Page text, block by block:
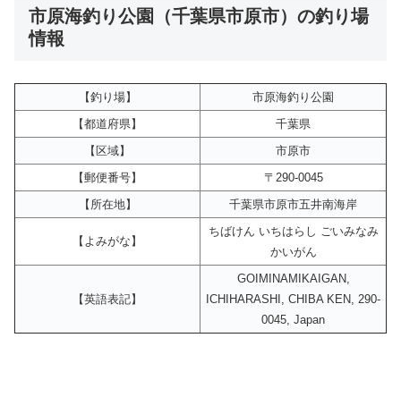
市原海釣り公園（千葉県市原市）の釣り場
情報
【釣り場】
市原海釣り公園
【都道府県】
千葉県
【区域】
市原市
【郵便番号】
〒290-0045
【所在地】
千葉県市原市五井南海岸
【よみがな】
ちばけん いちはらし ごいみなみ
かいがん
【英語表記】
GOIMINAMIKAIGAN,
ICHIHARASHI, CHIBA KEN, 290-
0045, Japan